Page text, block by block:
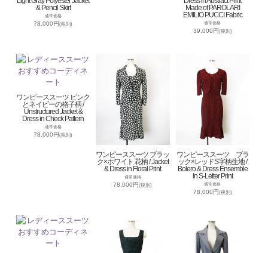
& Pencil Skirt
通常価格
78,000円(税別)
Made of PAROLARI
EMILIO PUCCI Fabric
通常価格
39,000円(税別)
ワンピーススーツ ピンク
とネイビーの格子柄 /
Unstructured Jacket &
Dress in Check Pattern
通常価格
78,000円(税別)
ワンピーススーツ ブラッ
ク×ホワイト 花柄 / Jacket
& Dress in Floral Print
通常価格
78,000円(税別)
ワンピーススーツ ブラ
ック×レッドS字柄生地 /
Bolero & Dress Ensemble
in S-Letter Print
通常価格
78,000円(税別)